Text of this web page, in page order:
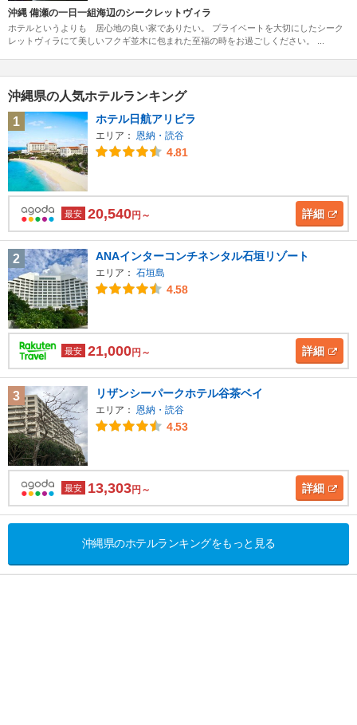
沖縄 備瀬の一日一組海辺のシークレットヴィラ
ホテルというよりも 居心地の良い家でありたい。 プライベートを大切にしたシーク
レットヴィラにて美しいフクギ並木に包まれた至福の時をお過ごしください。 ...
沖縄県の人気ホテルランキング
1
ホテル日航アリビラ
エリア： 恩納・読谷
4.81
最安 20,540円～ 詳細
2 ANAインターコンチネンタル石垣リゾート
エリア： 石垣島
4.58
最安 21,000円～ 詳細
3 リザンシーパークホテル谷茶ベイ
エリア： 恩納・読谷
4.53
最安 13,303円～ 詳細
沖縄県のホテルランキングをもっと見る